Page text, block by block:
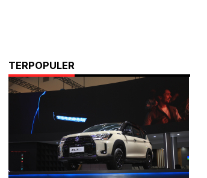
TERPOPULER